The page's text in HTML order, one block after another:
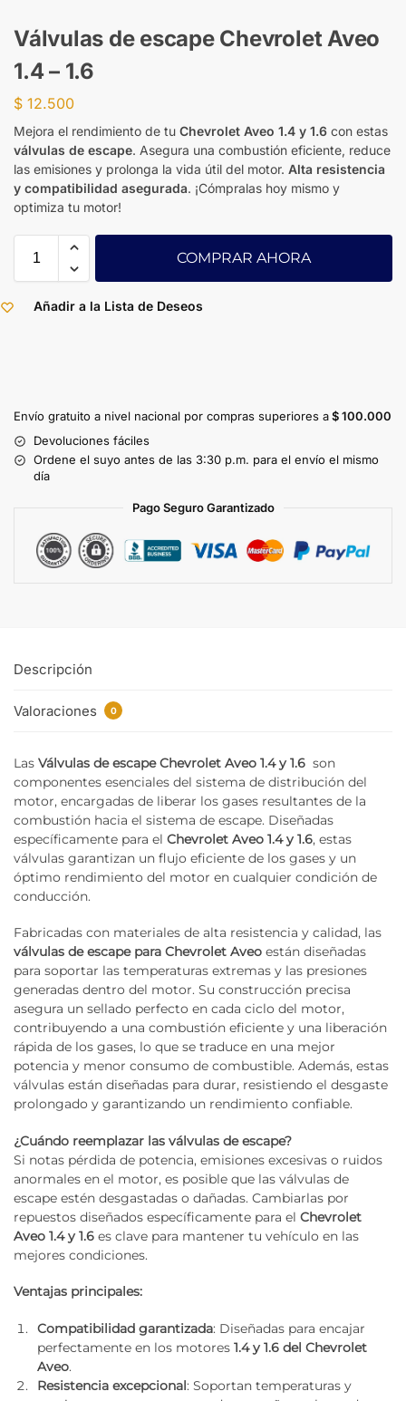
Válvulas de escape Chevrolet Aveo
1.4 – 1.6
$ 12.500
Mejora el rendimiento de tu Chevrolet Aveo 1.4 y 1.6 con estas
válvulas de escape. Asegura una combustión eficiente, reduce
las emisiones y prolonga la vida útil del motor. Alta resistencia
y compatibilidad asegurada. ¡Cómpralas hoy mismo y
optimiza tu motor!
COMPRAR AHORA
Añadir a la Lista de Deseos
Envío gratuito a nivel nacional por compras superiores a$ 100.000
Devoluciones fáciles
Ordene el suyo antes de las 3:30 p.m. para el envío el mismo
día
Pago Seguro Garantizado
Descripción
Valoraciones 0
Las Válvulas de escape Chevrolet Aveo 1.4 y 1.6 son
componentes esenciales del sistema de distribución del
motor, encargadas de liberar los gases resultantes de la
combustión hacia el sistema de escape. Diseñadas
específicamente para el Chevrolet Aveo 1.4 y 1.6, estas
válvulas garantizan un flujo eficiente de los gases y un
óptimo rendimiento del motor en cualquier condición de
conducción.
Fabricadas con materiales de alta resistencia y calidad, las
válvulas de escape para Chevrolet Aveo están diseñadas
para soportar las temperaturas extremas y las presiones
generadas dentro del motor. Su construcción precisa
asegura un sellado perfecto en cada ciclo del motor,
contribuyendo a una combustión eficiente y una liberación
rápida de los gases, lo que se traduce en una mejor
potencia y menor consumo de combustible. Además, estas
válvulas están diseñadas para durar, resistiendo el desgaste
prolongado y garantizando un rendimiento confiable.
¿Cuándo reemplazar las válvulas de escape?
Si notas pérdida de potencia, emisiones excesivas o ruidos
anormales en el motor, es posible que las válvulas de
escape estén desgastadas o dañadas. Cambiarlas por
repuestos diseñados específicamente para el Chevrolet
Aveo 1.4 y 1.6 es clave para mantener tu vehículo en las
mejores condiciones.
Ventajas principales:
Compatibilidad garantizada: Diseñadas para encajar
perfectamente en los motores 1.4 y 1.6 del Chevrolet
Aveo.
Resistencia excepcional: Soportan temperaturas y